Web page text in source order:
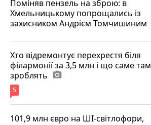
Поміняв пензель на зброю: в
Хмельницькому попрощались із
захисником Андрієм Томчишиним
Хто відремонтує перехрестя біля
філармонії за 3,5 млн і що саме там
зроблять photo_camera
5
101,9 млн євро на ШІ-світлофори,